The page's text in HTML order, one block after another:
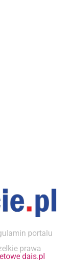
portalu
prawa
dais.pl